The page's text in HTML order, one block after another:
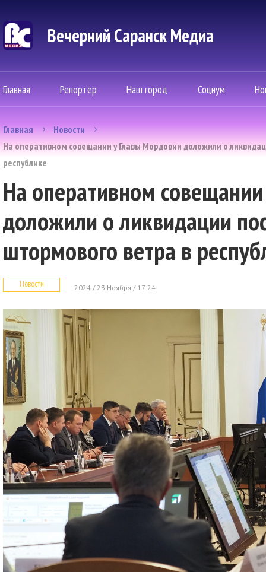
Вечерний Саранск Mедиа
Главная Репортер Наш город Социум
Главная
Новости
На оперативном совещании у Главы Мордовии доложили о
республике
На оперативном
доложили о ликвидации
штормового ветра в
Новости 2024 / 23 Ноября / 17:24